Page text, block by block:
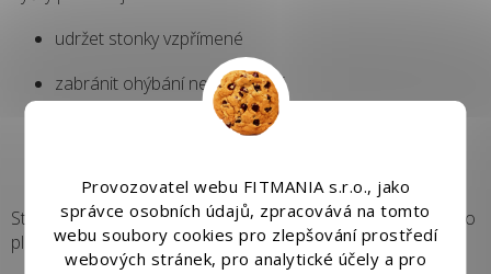
Provozovatel webu FITMANIA s.r.o., jako
správce osobních údajů, zpracovává na tomto
webu soubory cookies pro zlepšování prostředí
webových stránek, pro analytické účely a pro
udržet stonky vzpřímené
zabránit ohýbání nebo lámání
podporovat zdravý růst rostlin
Stabilní konstrukce Ø16 mm zajišťuje spolehlivou oporu i pro
plodové rostliny jako rajčata nebo papriky.